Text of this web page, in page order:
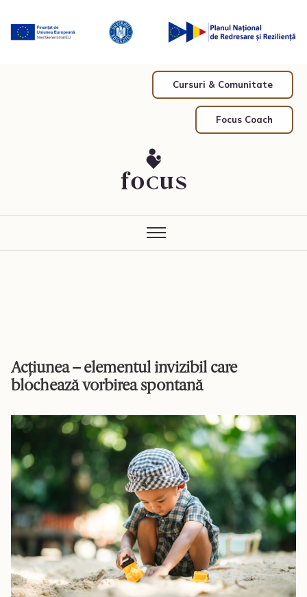
Cursuri & Comunitate
Focus Coach
Acțiunea – elementul invizibil care
blochează vorbirea spontană